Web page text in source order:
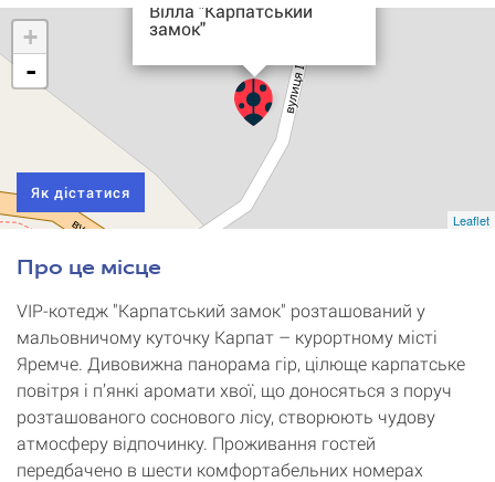
Вілла "Карпатський
замок"
+
-
Leaflet
Як дістатися
Про це місце
VIP-котедж "Карпатський замок" розташований у
мальовничому куточку Карпат – курортному місті
Яремче. Дивовижна панорама гір, цілюще карпатське
повітря і п’янкі аромати хвої, що доносяться з поруч
розташованого соснового лісу, створюють чудову
атмосферу відпочинку. Проживання гостей
передбачено в шести комфортабельних номерах